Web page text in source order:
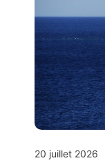
20 juillet 2026